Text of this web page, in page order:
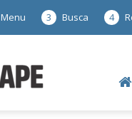
Menu 3 Busca 4